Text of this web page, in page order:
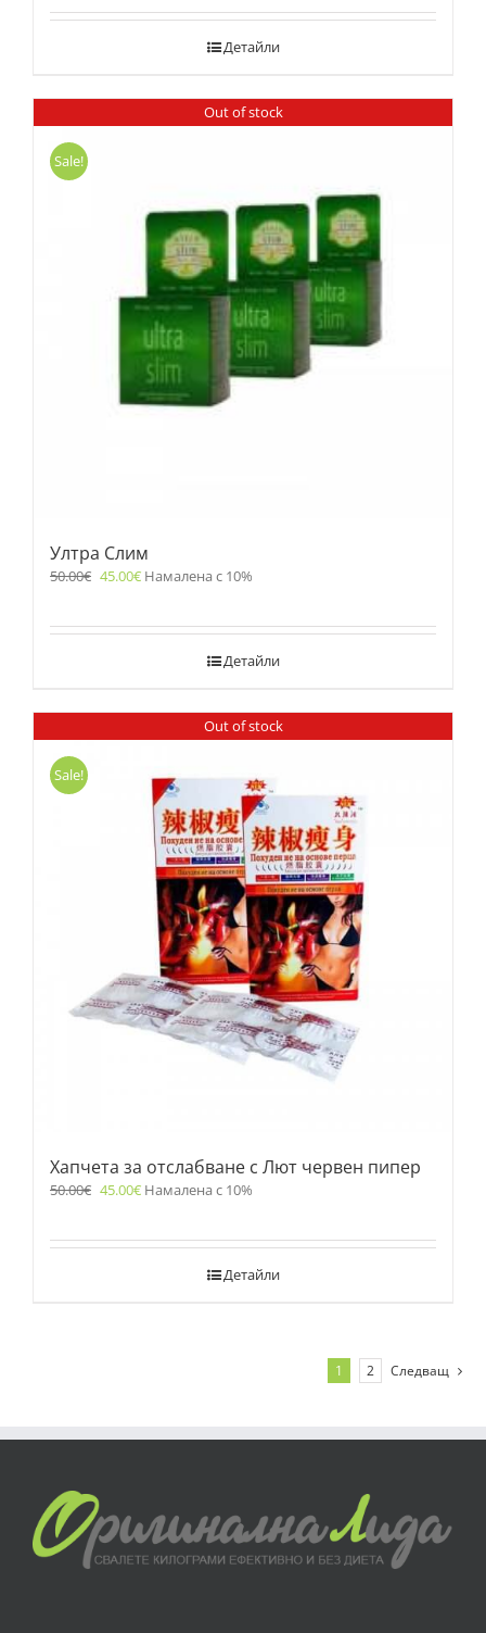
Детайли
Out of stock
Sale!
Ултра Слим
50.00€ 45.00€ Намалена с 10%
Детайли
Out of stock
Sale!
Хапчета за отслабване с Лют червен пипер
50.00€ 45.00€ Намалена с 10%
Детайли
1 2 Следващ